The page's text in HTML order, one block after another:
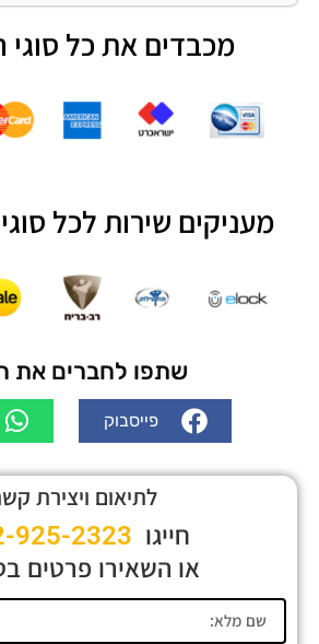
מכבדים את כל סוגי
מעניקים שירות לכל
שתפו לחברים את
פייסבוק
לתיאום ויצירת
חייגו 925-2323
או השאירו פרטים